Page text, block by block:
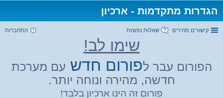
הגדרות מתקדמות - ארכיון
קישורים מהירים שאלות נפוצות התחברות
שימו לב!
הפורום עבר לפורום חדש עם מערכת
חדשה, מהירה ונוחה יותר.
פורום זה הינו ארכיון בלבד!